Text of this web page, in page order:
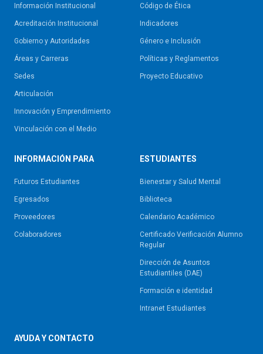
Información Institucional
Acreditación Institucional
Gobierno y Autoridades​
Áreas y Carreras
Sedes
Articulación
Innovación y Emprendimiento
Vinculación con el Medio
Código de Ética
Indicadores
Género e Inclusión
Políticas y Reglamentos​
Proyecto Educativo
INFORMACIÓN PARA
Futuros Estudiantes
Egresados
Proveedores
Colaboradores
ESTUDIANTES
Bienestar y Salud Mental
Biblioteca
Calendario Académico
Certificado Verificación Alumno
Regular
Dirección de Asuntos
Estudiantiles (DAE)
Formación e identidad
Intranet Estudiantes
AYUDA Y CONTACTO